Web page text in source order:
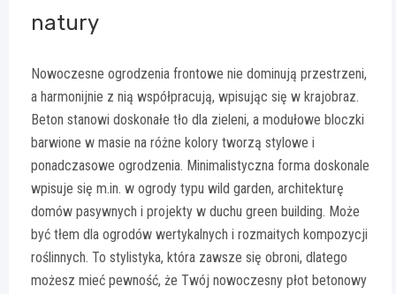
natury
Nowoczesne ogrodzenia frontowe nie dominują przestrzeni,
a harmonijnie z nią współpracują, wpisując się w krajobraz.
Beton stanowi doskonałe tło dla zieleni, a modułowe bloczki
barwione w masie na różne kolory tworzą stylowe i
ponadczasowe ogrodzenia. Minimalistyczna forma doskonale
wpisuje się m.in. w ogrody typu wild garden, architekturę
domów pasywnych i projekty w duchu green building. Może
być tłem dla ogrodów wertykalnych i rozmaitych kompozycji
roślinnych. To stylistyka, która zawsze się obroni, dlatego
możesz mieć pewność, że Twój nowoczesny płot betonowy